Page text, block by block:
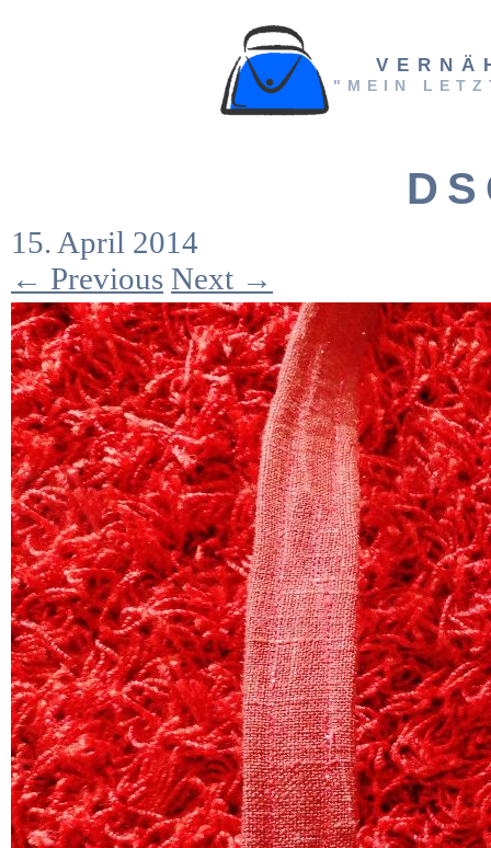
"MEIN
15. April 2014
← Previous Next →